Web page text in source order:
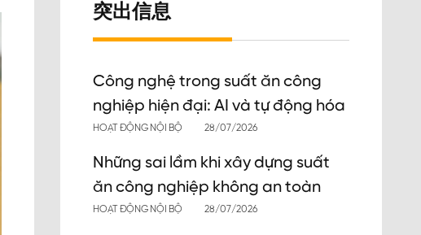
突出信息
Công nghệ trong suất ăn công
nghiệp hiện đại: AI và tự động hóa
HOẠT ĐỘNG NỘI BỘ 28/07/2026
Những sai lầm khi xây dựng suất
ăn công nghiệp không an toàn
HOẠT ĐỘNG NỘI BỘ 28/07/2026